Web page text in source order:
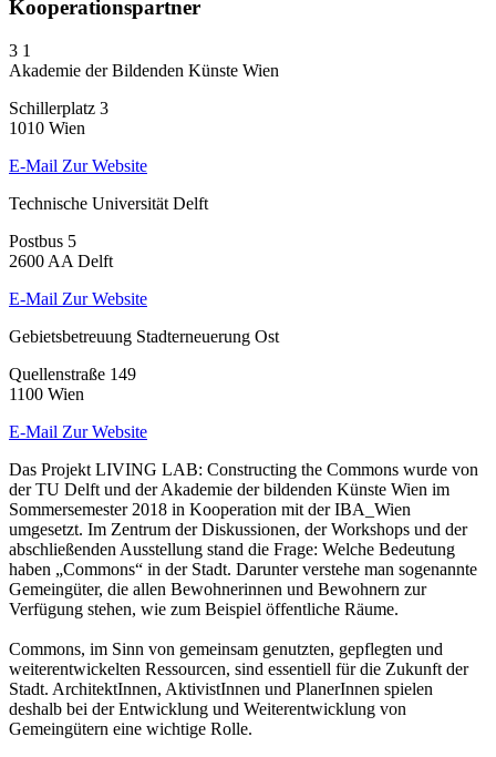
Kooperationspartner
3 1
Akademie der Bildenden Künste Wien
Schillerplatz 3
1010 Wien
E-Mail Zur Website
Technische Universität Delft
Postbus 5
2600 AA Delft
E-Mail Zur Website
Gebietsbetreuung Stadterneuerung Ost
Quellenstraße 149
1100 Wien
E-Mail Zur Website
Das Projekt LIVING LAB: Constructing the Commons wurde von
der TU Delft und der Akademie der bildenden Künste Wien im
Sommersemester 2018 in Kooperation mit der IBA_Wien
umgesetzt. Im Zentrum der Diskussionen, der Workshops und der
abschließenden Ausstellung stand die Frage: Welche Bedeutung
haben „Commons“ in der Stadt. Darunter verstehe man sogenannte
Gemeingüter, die allen Bewohnerinnen und Bewohnern zur
Verfügung stehen, wie zum Beispiel öffentliche Räume.
Commons, im Sinn von gemeinsam genutzten, gepflegten und
weiterentwickelten Ressourcen, sind essentiell für die Zukunft der
Stadt. ArchitektInnen, AktivistInnen und PlanerInnen spielen
deshalb bei der Entwicklung und Weiterentwicklung von
Gemeingütern eine wichtige Rolle.